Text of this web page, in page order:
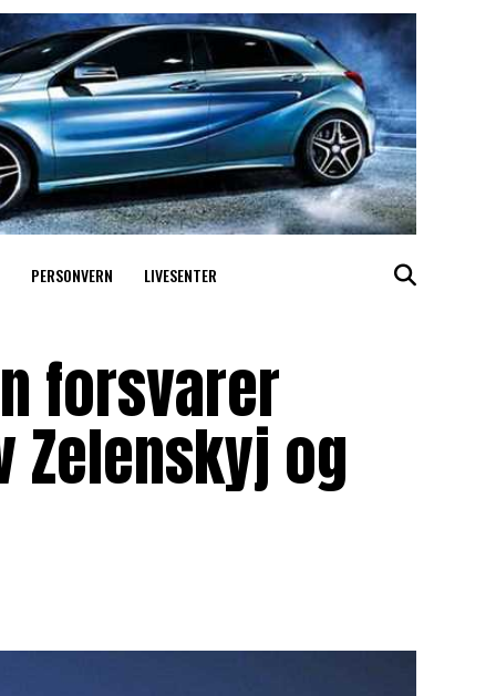
PERSONVERN LIVESENTER
forsvarer
Zelenskyj og